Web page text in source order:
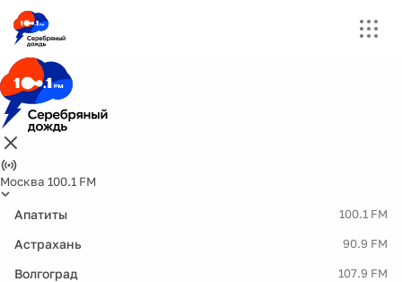
Москва 100.1 FM
Апатиты 100.1 FM
Астрахань 90.9 FM
Волгоград 107.9 FM